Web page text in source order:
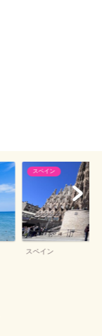
スペイン
スペイン